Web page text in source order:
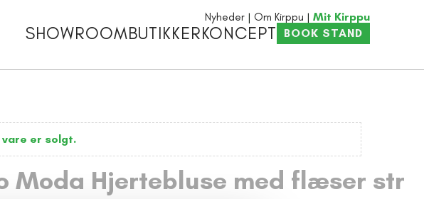
Nyheder Om Kirppu Mit Kirppu
SHOWROOMBUTIKKERKONCEPT BOOK STAND
vare er solgt.
Moda Hjertebluse med flæser str